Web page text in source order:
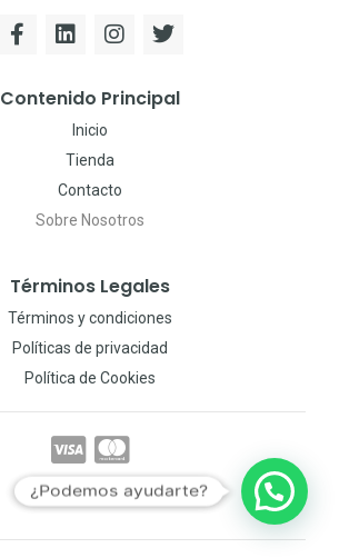
Contenido Principal
Inicio
Tienda
Contacto
Sobre Nosotros
Términos Legales
Términos y condiciones
Políticas de privacidad
Política de Cookies
¿Podemos ayudarte?